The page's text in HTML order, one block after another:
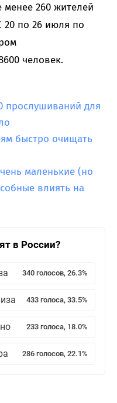
менее 260 жителей
по 26 июля по
человек.
прослушиваний для
быстро очищать
маленькие (но
влиять на
в России?
340 голосов, 26.3%
433 голоса, 33.5%
233 голоса, 18.0%
286 голосов, 22.1%